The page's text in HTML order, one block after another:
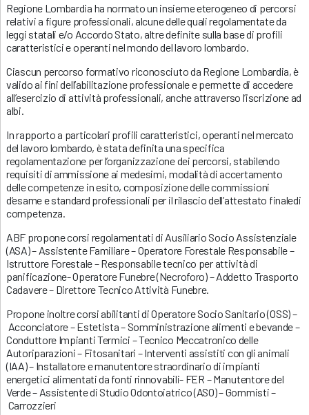
Regione Lombardia ha normato un insieme eterogeneo di percorsi
relativi a figure professionali, alcune delle quali regolamentate da
leggi statali e/o Accordo Stato, altre definite sulla base di profili
caratteristici e operanti nel mondo del lavoro lombardo.
Ciascun percorso formativo riconosciuto da Regione Lombardia, è
valido ai fini dell’abilitazione professionale e permette di accedere
all’esercizio di attività professionali, anche attraverso l’iscrizione ad
albi.
In rapporto a particolari profili caratteristici, operanti nel mercato
del lavoro lombardo, è stata definita una specifica
regolamentazione per l’organizzazione dei percorsi, stabilendo
requisiti di ammissione ai medesimi, modalità di accertamento
delle competenze in esito, composizione delle commissioni
d’esame e standard professionali per il rilascio dell’attestato finaledi
competenza.
ABF propone corsi regolamentati di Ausiliario Socio Assistenziale
(ASA) – Assistente Familiare – Operatore Forestale Responsabile –
Istruttore Forestale – Responsabile tecnico per attività di
panificazione- Operatore Funebre (Necroforo) – Addetto Trasporto
Cadavere – Direttore Tecnico Attività Funebre.
Propone inoltre corsi abilitanti di Operatore Socio Sanitario (OSS) –
Acconciatore – Estetista – Somministrazione alimenti e bevande –
Conduttore Impianti Termici – Tecnico Meccatronico delle
Autoriparazioni – Fitosanitari – Interventi assistiti con gli animali
(IAA) – Installatore e manutentore straordinario di impianti
energetici alimentati da fonti rinnovabili- FER – Manutentore del
Verde – Assistente di Studio Odontoiatrico (ASO) – Gommisti –
Carrozzieri